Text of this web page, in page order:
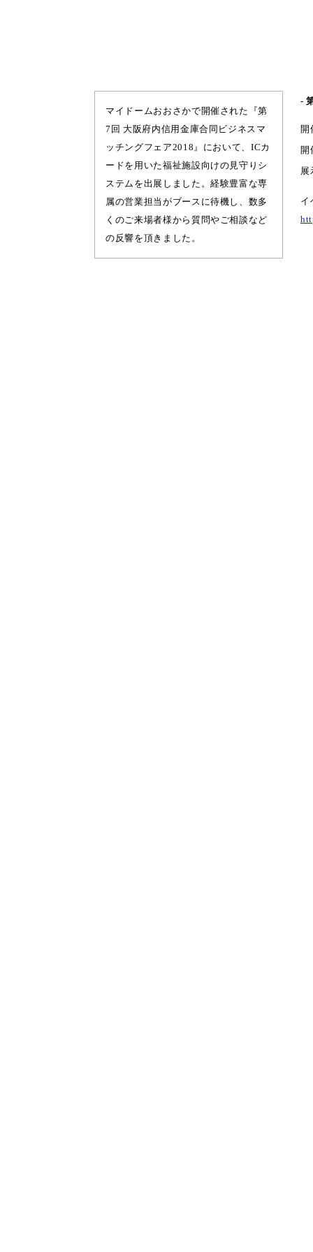
マイドームおおさかで開催された『第
7回 大阪府内信用金庫合同ビジネスマ
ッチングフェア2018』において、ICカ
ードを用いた福祉施設向けの見守りシ
ステムを出展しました。経験豊富な専
属の営業担当がブースに待機し、数多
くのご来場者様から質問やご相談など
の反響を頂きました。
-
開
開
展
イ